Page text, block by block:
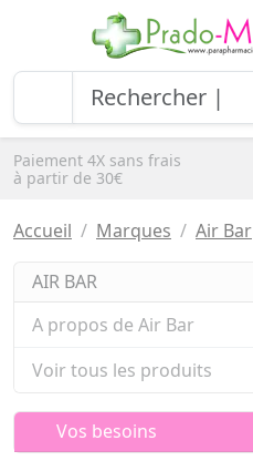
Paiement 4X sans frais
à partir de 30€
Accueil Marques Air Bar
AIR BAR
A propos de Air Bar
Voir tous les produits
Vos besoins